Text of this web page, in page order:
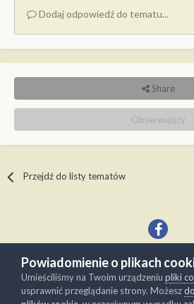
Dodaj odpowiedź do tematu...
Share
Obserwujący
Przejdź do listy tematów
Język
Copyright ©
Powered by Invision
Powiadomienie o plikach
Umieściliśmy na Twoim urządzeniu pliki
usprawnić przeglądanie strony. Możesz